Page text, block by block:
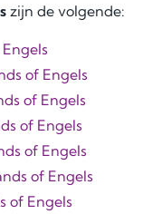
zijn de volgende:
of Engels
of Engels
of Engels
of Engels
of Engels
of Engels